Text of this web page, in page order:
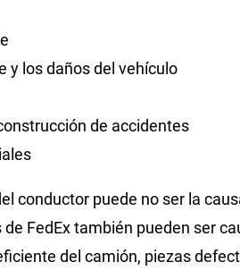
y los daños del vehículo
de accidentes
conductor puede no ser la
FedEx también pueden ser
del camión, piezas